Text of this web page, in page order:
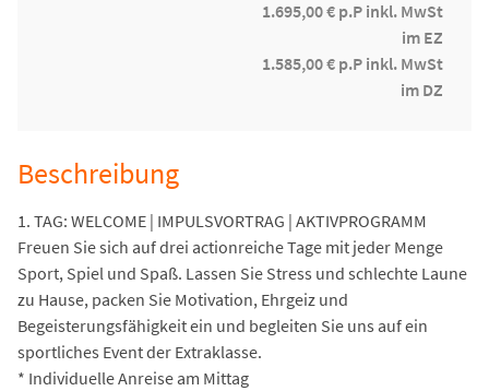
1.695,00 € p.P inkl. MwSt
im EZ
1.585,00 € p.P inkl. MwSt
im DZ
Beschreibung
1. TAG: WELCOME | IMPULSVORTRAG | AKTIVPROGRAMM
Freuen Sie sich auf drei actionreiche Tage mit jeder Menge
Sport, Spiel und Spaß. Lassen Sie Stress und schlechte Laune
zu Hause, packen Sie Motivation, Ehrgeiz und
Begeisterungsfähigkeit ein und begleiten Sie uns auf ein
sportliches Event der Extraklasse.
* Individuelle Anreise am Mittag